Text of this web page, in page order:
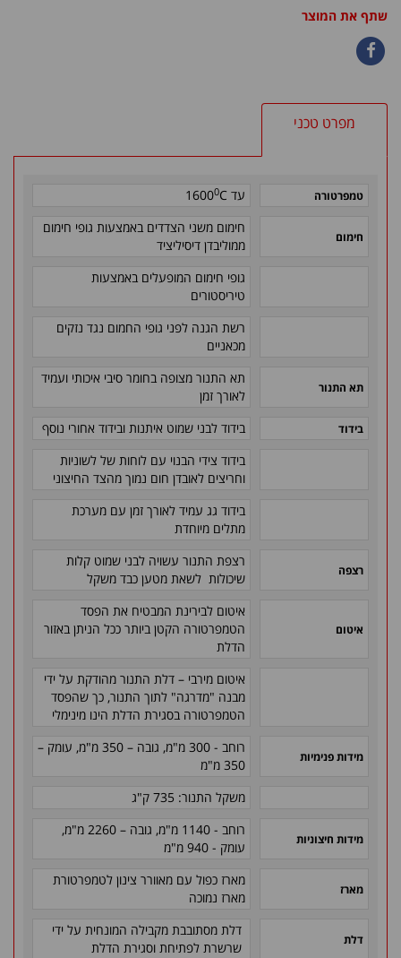
שתף את המוצר
מפרט טכני
טמפרטורה עד C
16000
חימום
חימום משני הצדדים באמצעות גופי חימום
ממוליבדן דיסיליציד
גופי חימום המופעלים באמצעות
טיריסטורים
רשת הגנה לפני גופי החמום נגד נזקים
מכאניים
תא התנור
תא התנור מצופה בחומר סיבי איכותי ועמיד
לאורך זמן
בידוד
בידוד לבני שמוט איתנות ובידוד אחורי נוסף
בידוד צידי הבנוי עם לוחות של לשוניות
וחריצים לאובדן חום נמוך מהצד החיצוני
בידוד גג עמיד לאורך זמן עם מערכת
מתלים מיוחדת
רצפה
רצפת התנור עשויה לבני שמוט קלות
שיכולות לשאת מטען כבד משקל
איטום
איטום לבירינת המבטיח את הפסד
הטמפרטורה הקטן ביותר ככל הניתן באזור
הדלת
איטום מירבי – דלת התנור מהודקת על ידי
מבנה "מדרגה" לתוך התנור, כך שהפסד
הטמפרטורה בסגירת הדלת הינו מינימלי
מידות פנימיות
רוחב - 300 מ"מ, גובה – 350 מ"מ
, עומק –
350 מ"מ
משקל התנור: 735 ק"ג
מידות חיצוניות
רוחב - 1140 מ"מ, גובה – 2260 מ"מ,
עומק - 940 מ"מ
מארז
מארז כפול עם מאוורר צינון לטמפרטורת
מארז נמוכה
דלת
דלת מסתובבת מקבילה המונחית על ידי
שרשרת לפתיחת וסגירת הדלת